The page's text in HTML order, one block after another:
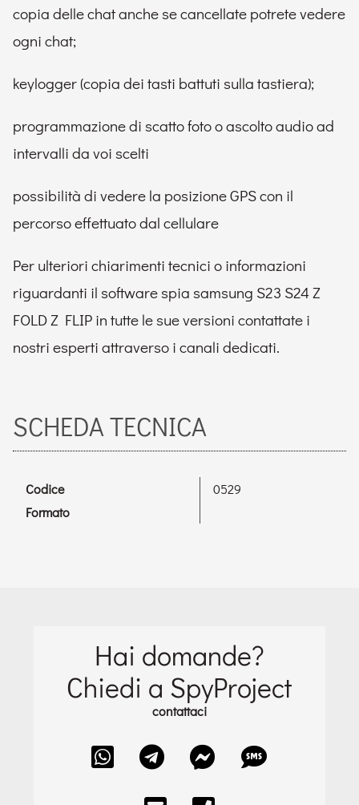
copia delle chat anche se cancellate potrete vedere
ogni chat;
keylogger (copia dei tasti battuti sulla tastiera);
programmazione di scatto foto o ascolto audio ad
intervalli da voi scelti
possibilità di vedere la posizione GPS con il
percorso effettuato dal cellulare
Per ulteriori chiarimenti tecnici o informazioni
riguardanti il software spia samsung S23 S24 Z
FOLD Z FLIP in tutte le sue versioni contattate i
nostri esperti attraverso i canali dedicati.
SCHEDA TECNICA
Codice
0529
Formato
Hai domande?
Chiedi a SpyProject
contattaci